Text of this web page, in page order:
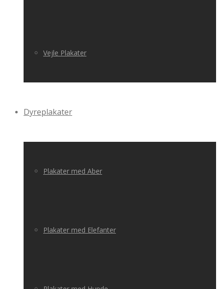
Vejle Plakater
Dyreplakater
Plakater med Aber
Plakater med Elefanter